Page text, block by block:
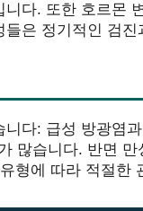
다. 또한 호르몬
은 정기적인 검
다: 급성 방광염
많습니다. 반면
형에 따라 적절한